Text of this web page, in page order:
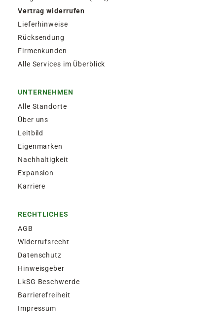
Vertrag widerrufen
Lieferhinweise
Rücksendung
Firmenkunden
Alle Services im Überblick
UNTERNEHMEN
Alle Standorte
Über uns
Leitbild
Eigenmarken
Nachhaltigkeit
Expansion
Karriere
RECHTLICHES
AGB
Widerrufsrecht
Datenschutz
Hinweisgeber
LkSG Beschwerde
Barrierefreiheit
Impressum